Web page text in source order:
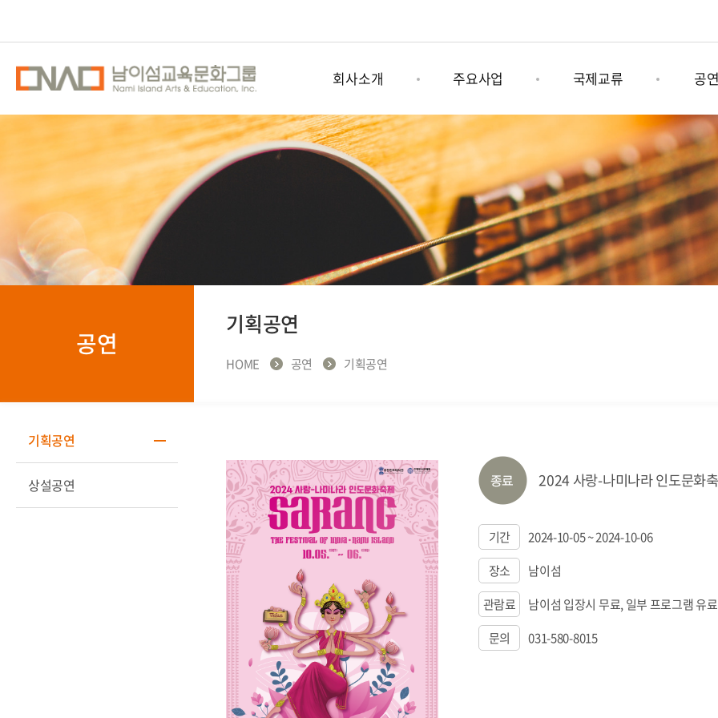
회사소개
남이섬교육문화그룹
공간소개
주요사업
남이섬세계책나라축제
어쿠스틱청춘페스티벌
남이섬 x 인도
국제교류
그림책 연계사업
국제문화행사
공
기획
상설
공연
기획공연
상설공연
기획공연
HOME 공연 기획공연
2024 사랑-나미나라 인도문화
기간
2024-10-05 ~ 2024-10-06
장소
남이섬
관람료
남이섬 입장시 무료, 일부 프로그램 유료
문의
031-580-8015